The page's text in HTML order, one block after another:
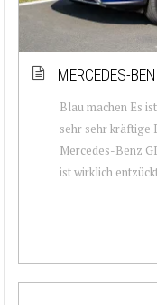
MERCEDES-
Blau machen Es
sehr sehr kräftige
Mercedes-Benz
ist wirklich